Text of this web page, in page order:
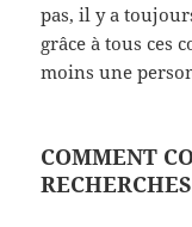
pas, il y a
grâce à tous ces
moins une
COMMENT